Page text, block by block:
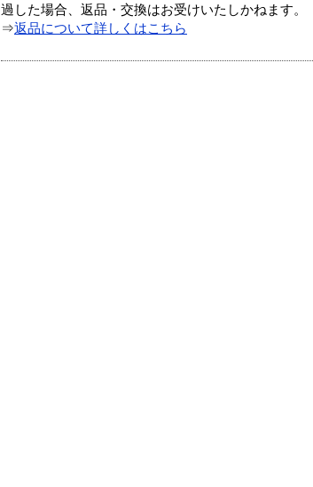
過した場合、返品・交換はお受けいたしかねます。
⇒返品について詳しくはこちら